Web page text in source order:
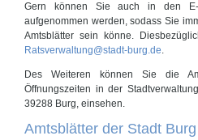
Gern können Sie auch in den E-
aufgenommen werden, sodass Sie
Amtsblätter sein könne.
Ratsverwaltung@stadt-burg.de.
Des Weiteren können Sie die
Öffnungszeiten in der
39288 Burg, einsehen.
Amtsblätter der Stadt Burg